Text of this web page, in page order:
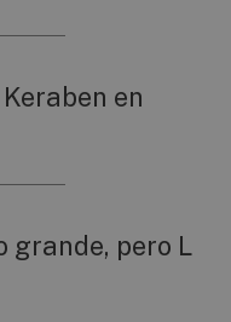
en
grande, pero L